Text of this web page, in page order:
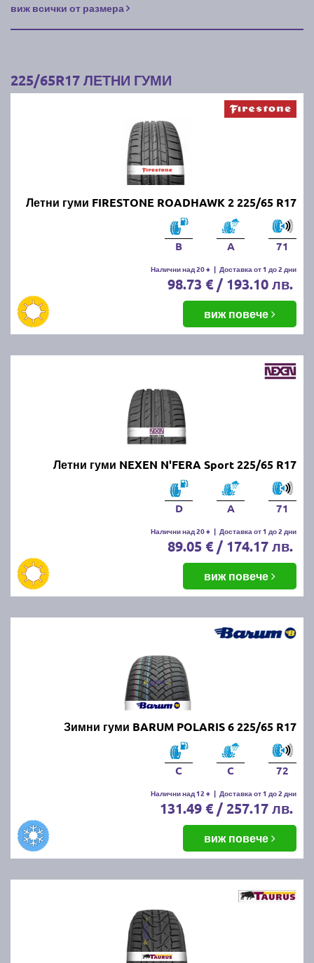
виж всички от размера
225/65R17 ЛЕТНИ ГУМИ
Летни гуми FIRESTONE ROADHAWK 2 225/65 R17
B A 71
Налични над 20 + | Доставка от 1 до 2 дни
98.73 € / 193.10 лв.
виж повече
Летни гуми NEXEN N'FERA Sport 225/65 R17
D A 71
Налични над 20 + | Доставка от 1 до 2 дни
89.05 € / 174.17 лв.
виж повече
Зимни гуми BARUM POLARIS 6 225/65 R17
C C 72
Налични над 12 + | Доставка от 1 до 2 дни
131.49 € / 257.17 лв.
виж повече